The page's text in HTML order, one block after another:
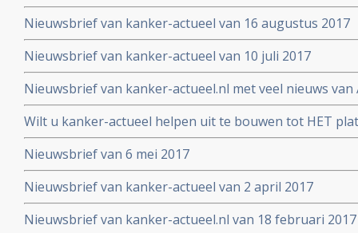
Nieuwsbrief van kanker-actueel van 16 augustus 2017
Nieuwsbrief van kanker-actueel van 10 juli 2017
Nieuwsbrief van kanker-actueel.nl met veel nieuws van
2017
Wilt u kanker-actueel helpen uit te bouwen tot HET
hun naasten?
Nieuwsbrief van 6 mei 2017
Nieuwsbrief van kanker-actueel van 2 april 2017
Nieuwsbrief van kanker-actueel.nl van 18 februari 2017